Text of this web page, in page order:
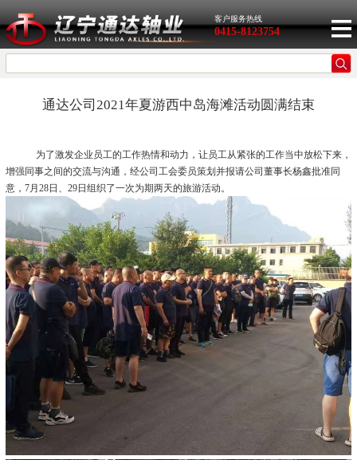
客户服务热线
0415-8123754
通达公司2021年夏游西中岛海滩活动圆满结束
为了激发企业员工的工作热情和动力，让员工从紧张的工作当中放松下来，
增强同事之间的交流与沟通，经公司工会委员策划并报请公司董事长杨鑫批准同
意，7月28日、29日组织了一次为期两天的旅游活动。